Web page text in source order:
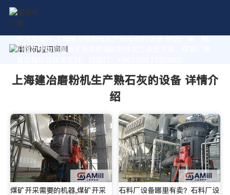
作为专业的 上海建冶磨粉机生产熟石灰的设备 制造厂家，我
们致力于为您量身定制高价值的粉体加工系统方案。获取厂家
上海建冶磨粉机生产熟石灰的设备 详情介
绍
煤矿开采需要的机器,煤矿开采
石料厂设备哪里有卖？石料厂设